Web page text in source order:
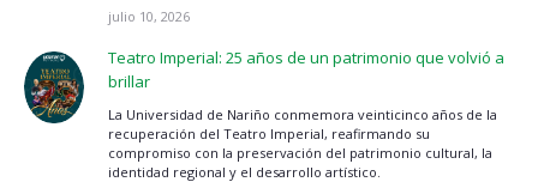
julio 10, 2026
Teatro Imperial: 25 años de un patrimonio que volvió a
brillar
La Universidad de Nariño conmemora veinticinco años de la
recuperación del Teatro Imperial, reafirmando su
compromiso con la preservación del patrimonio cultural, la
identidad regional y el desarrollo artístico.